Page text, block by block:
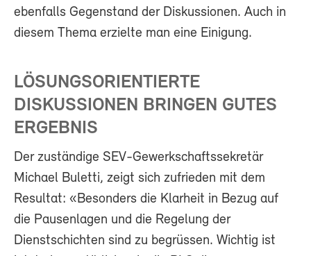
ebenfalls Gegenstand der Diskussionen. Auch in
diesem Thema erzielte man eine Einigung.
LÖSUNGSORIENTIERTE
DISKUSSIONEN BRINGEN GUTES
ERGEBNIS
Der zuständige SEV-Gewerkschaftssekretär
Michael Buletti, zeigt sich zufrieden mit dem
Resultat: «Besonders die Klarheit in Bezug auf
die Pausenlagen und die Regelung der
Dienstschichten sind zu begrüssen. Wichtig ist